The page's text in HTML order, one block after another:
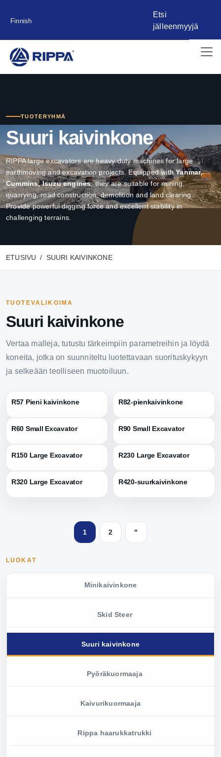
Finnish
Etsi
jälleenmyyjä
TUOTERYHMÄ
Suuri kaivinkone
RIPPA large excavators are heavy duty machines for large
earthmoving and excavation projects. Equipped withYanmar,
Cummins, Isuzu engines, they are suitable for mining,
quarrying, road construction, demolition and land clearing.
Provide powerful digging force and excellent stability in
challenging terrains.
ETUSIVU SUURI KAIVINKONE
TUOTEVALIKOIMA
Suuri kaivinkone
Vertaa malleja, tutustu tärkeimpiin parametreihin ja löydä
koneita, jotka on suunniteltu luotettavaan suorituskykyyn
ja selkeään teolliseen muotoiluun.
LUOKAT
Minikaivinkone
Skid Steer
Suuri kaivinkone
Pyöräkuormaaja
Kaivurikuormaaja
Rippa haarukkatrukki
R57 Pieni kaivinkone R82-pienkaivinkone
R60 Small Excavator R90 Small Excavator
R150 Large Excavator R230 Large Excavator
R320 Large Excavator R420-suurkaivinkone
1 2 "